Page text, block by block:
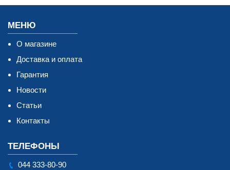
МЕНЮ
О магазине
Доставка и оплата
Гарантия
Новости
Статьи
Контакты
ТЕЛЕФОНЫ
044 333-80-90